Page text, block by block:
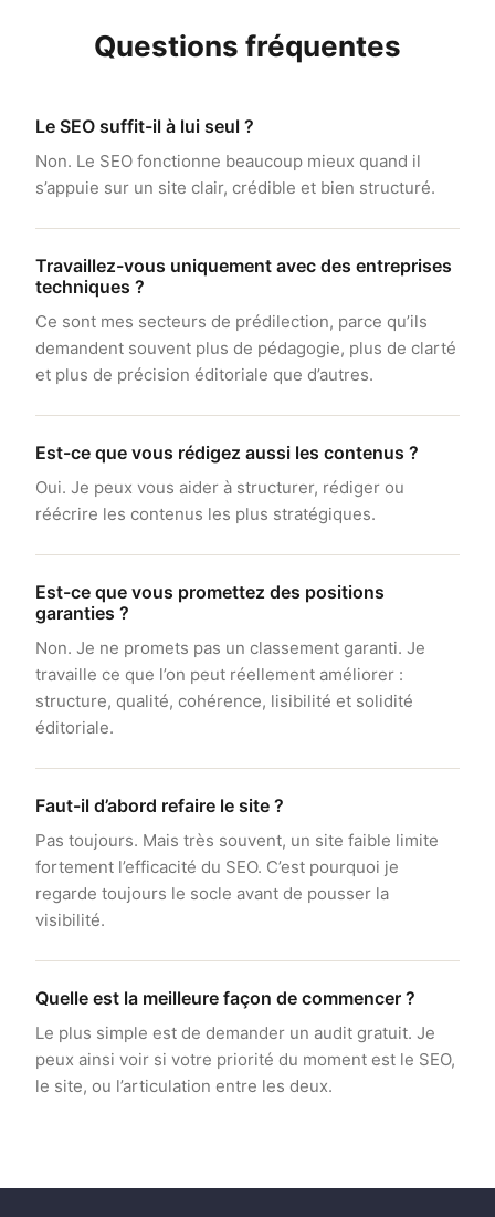
Questions fréquentes
Le SEO suffit-il à lui seul ?
Non. Le SEO fonctionne beaucoup mieux quand il
s’appuie sur un site clair, crédible et bien structuré.
Travaillez-vous uniquement avec des entreprises
techniques ?
Ce sont mes secteurs de prédilection, parce qu’ils
demandent souvent plus de pédagogie, plus de clarté
et plus de précision éditoriale que d’autres.
Est-ce que vous rédigez aussi les contenus ?
Oui. Je peux vous aider à structurer, rédiger ou
réécrire les contenus les plus stratégiques.
Est-ce que vous promettez des positions
garanties ?
Non. Je ne promets pas un classement garanti. Je
travaille ce que l’on peut réellement améliorer :
structure, qualité, cohérence, lisibilité et solidité
éditoriale.
Faut-il d’abord refaire le site ?
Pas toujours. Mais très souvent, un site faible limite
fortement l’efficacité du SEO. C’est pourquoi je
regarde toujours le socle avant de pousser la
visibilité.
Quelle est la meilleure façon de commencer ?
Le plus simple est de demander un audit gratuit. Je
peux ainsi voir si votre priorité du moment est le SEO,
le site, ou l’articulation entre les deux.